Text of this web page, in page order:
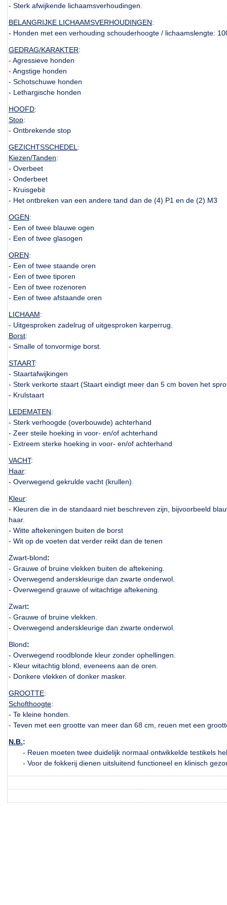
- Sterk afwijkende lichaamsverhoudingen.
BELANGRIJKE LICHAAMSVERHOUDINGEN:
- Honden met een verhouding schouderhoogte / lichaamslengte:
GEDRAG/KARAKTER:
- Agressieve honden
- Angstige honden
- Schotschuwe honden
- Lethargische honden
HOOFD:
Stop:
- Ontbrekende stop
GEZICHTSSCHEDEL :
Kiezen/Tanden:
- Overbeet
- Onderbeet
- Kruisgebit
- Het ontbreken van een andere tand dan de (4) P1 en de (2) M3
OGEN:
- Een of twee blauwe ogen
- Een of twee glasogen
OREN:
- Een of twee staande oren
- Een of twee tiporen
- Een of twee rozenoren
- Een of twee afstaande oren
LICHAAM:
- Uitgesproken zadelrug of uitgesproken karperrug.
Borst:
- Smalle of tonvormige borst.
STAART:
- Staartafwijkingen
- Sterk verkorte staart (Staart eindigt meer dan 5 cm boven het
- Krulstaart
LEDEMATEN:
- Sterk verhoogde (overbouwde) achterhand
- Zeer steile hoeking in voor- en/of achterhand
- Extreem sterke hoeking in voor- en/of achterhand
VACHT:
Haar:
- Overwegend gekrulde vacht (krullen).
Kleur:
- Kleuren die in de standaard niet beschreven zijn, bijvoorbeeld
haar.
- Witte aftekeningen buiten de borst
- Wit op de voeten dat verder reikt dan de tenen
Zwart-blond:
- Grauwe of bruine vlekken buiten de aftekening.
- Overwegend anderskleurige dan zwarte onderwol.
- Overwegend grauwe of witachtige aftekening.
Zwart:
- Grauwe of bruine vlekken.
- Overwegend anderskleurige dan zwarte onderwol.
Blond:
- Overwegend roodblonde kleur zonder ophellingen.
- Kleur witachtig blond, eveneens aan de oren.
- Donkere vlekken of donker masker.
GROOTTE:
Schofthoogte:
- Te kleine honden.
- Teven met een grootte van meer dan 68 cm, reuen met een
N.B.:
- Reuen moeten twee duidelijk normaal ontwikkelde testikels
- Voor de fokkerij dienen uitsluitend functioneel en klinisch